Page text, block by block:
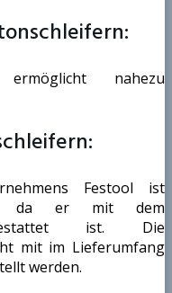
ermöglicht nahezu
Festool ist
da er mit dem
ist. Die
mit im Lieferumfang
werden.